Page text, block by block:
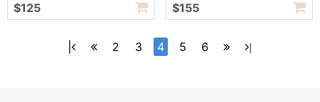
$125 $155
2 3 4 5 6 |